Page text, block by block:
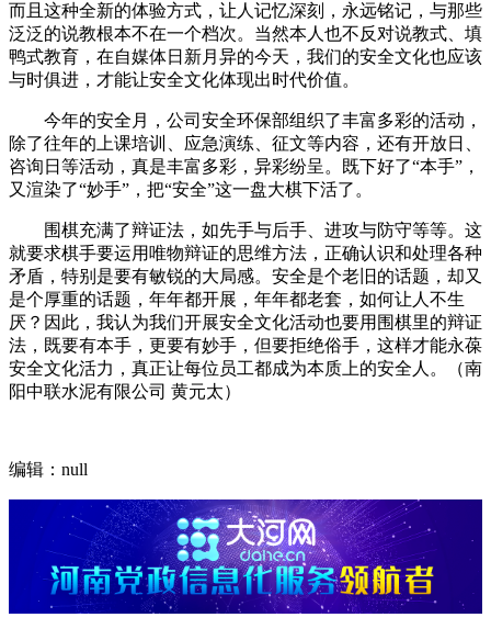
而且这种全新的体验方式，让人记忆深刻，永远铭记，与那些
泛泛的说教根本不在一个档次。当然本人也不反对说教式、填
鸭式教育，在自媒体日新月异的今天，我们的安全文化也应该
与时俱进，才能让安全文化体现出时代价值。
今年的安全月，公司安全环保部组织了丰富多彩的活动，
除了往年的上课培训、应急演练、征文等内容，还有开放日、
咨询日等活动，真是丰富多彩，异彩纷呈。既下好了“本手”，
又渲染了“妙手”，把“安全”这一盘大棋下活了。
围棋充满了辩证法，如先手与后手、进攻与防守等等。这
就要求棋手要运用唯物辩证的思维方法，正确认识和处理各种
矛盾，特别是要有敏锐的大局感。安全是个老旧的话题，却又
是个厚重的话题，年年都开展，年年都老套，如何让人不生
厌？因此，我认为我们开展安全文化活动也要用围棋里的辩证
法，既要有本手，更要有妙手，但要拒绝俗手，这样才能永葆
安全文化活力，真正让每位员工都成为本质上的安全人。（南
阳中联水泥有限公司 黄元太）
编辑：null